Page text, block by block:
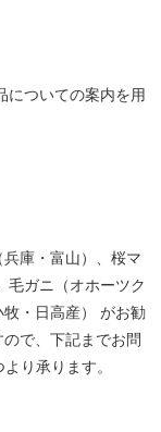
についての案内を用
庫・富山）、桜マ
毛ガニ（オホーツク
・日高産） がお勧
で、下記までお問
り承ります。